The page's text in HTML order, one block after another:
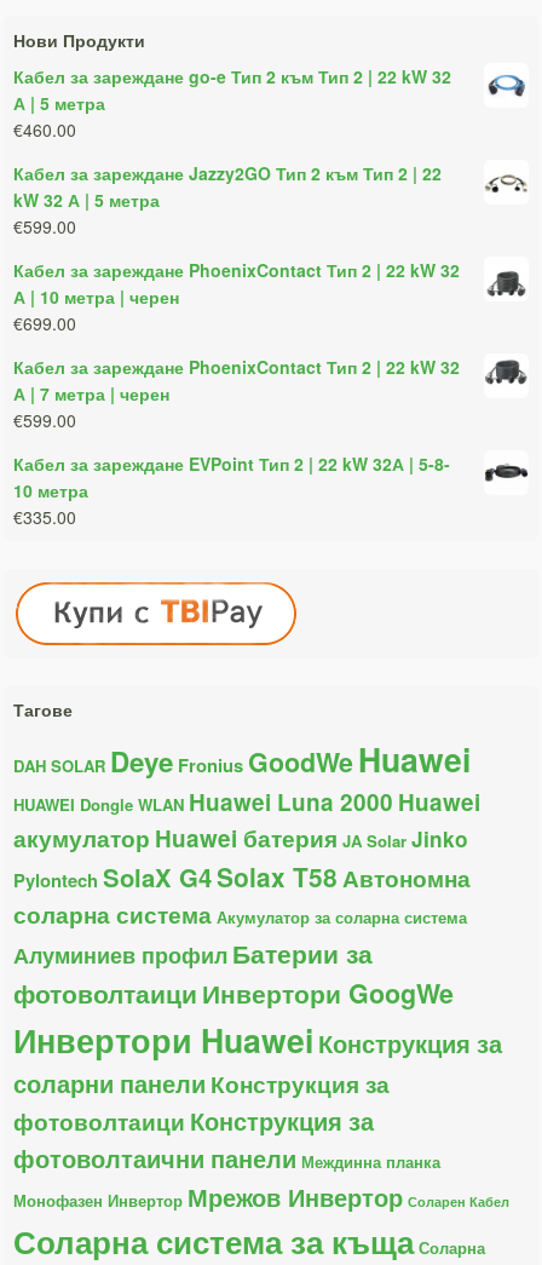
Нови Продукти
Кабел за зареждане go-e Тип 2 към Тип 2 | 22 kW 32
А | 5 метра
€460.00
Кабел за зареждане Jazzy2GO Тип 2 към Тип 2 | 22
kW 32 А | 5 метра
€599.00
Кабел за зареждане PhoenixContact Тип 2 | 22 kW 32
А | 10 метра | черен
€699.00
Кабел за зареждане PhoenixContact Тип 2 | 22 kW 32
А | 7 метра | черен
€599.00
Кабел за зареждане EVPoint Тип 2 | 22 kW 32А | 5-8-
10 метра
€335.00
Тагове
DAH SOLAR Deye Fronius GoodWeHuawei
HUAWEI Dongle WLAN Huawei Luna 2000 Huawei
акумулатор Huawei батерия JA Solar Jinko
Pylontech SolaX G4Solax T58 Автономна
соларна система Акумулатор за соларна система
Алуминиев профилБатерии за
фотоволтаици Инвертори GoogWe
Инвертори Huawei Конструкция за
соларни панели Конструкция за
фотоволтаици Конструкция за
фотоволтаични панели Междинна планка
Монофазен Инвертор Мрежов Инвертор Соларен Кабел
Соларна система за къща Соларна